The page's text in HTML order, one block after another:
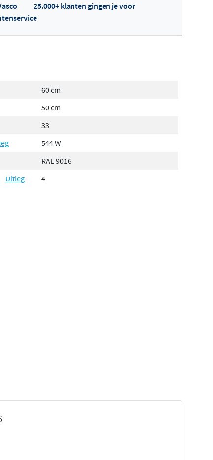
25.000+ klanten gingen je voor
60 cm
50 cm
33
544 W
RAL 9016
Uitleg
4